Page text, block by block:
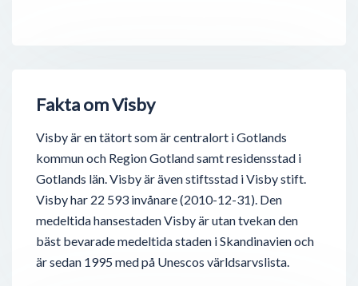
Fakta om Visby
Visby är en tätort som är centralort i Gotlands
kommun och Region Gotland samt residensstad i
Gotlands län. Visby är även stiftsstad i Visby stift.
Visby har 22 593 invånare (2010-12-31). Den
medeltida hansestaden Visby är utan tvekan den
bäst bevarade medeltida staden i Skandinavien och
är sedan 1995 med på Unescos världsarvslista.